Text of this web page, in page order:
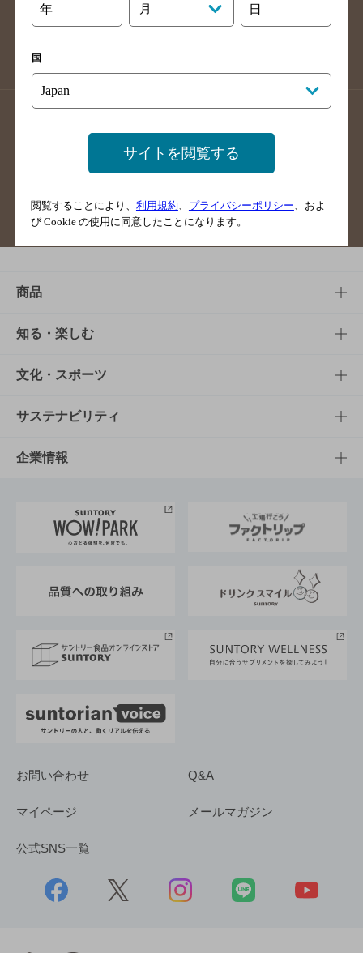
大分県のバー検索
熊本県のバー検索
掲載店舗様ログイン
サイトマップ ご意見・ご感想
商品
商品TOP
商品一覧
商品発売情報
栄養成分一覧
知る・楽しむ
知る・楽しむTOP
キャンペーン
工場見学
地域情報
文化・スポーツ
文化・スポーツTOP
サントリーホール
サントリーサンバーズ大阪
サステナビリティ
サステナビリティTOP
サントリーが考えるサステナビリティ経営
企業情報
企業概要
採用情報
お問い合わせ Q&A
マイページ メールマガジン
公式SNS一覧
年 月 日
国
サイトを閲覧する
閲覧することにより、 利用規約 プライバシーポリシー 、およ
び Cookie の使用に同意したことになります。